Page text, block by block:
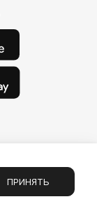
ПРИНЯТЬ